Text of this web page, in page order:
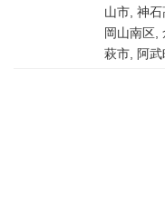
山市, 神
岡山南区,
萩市, 阿